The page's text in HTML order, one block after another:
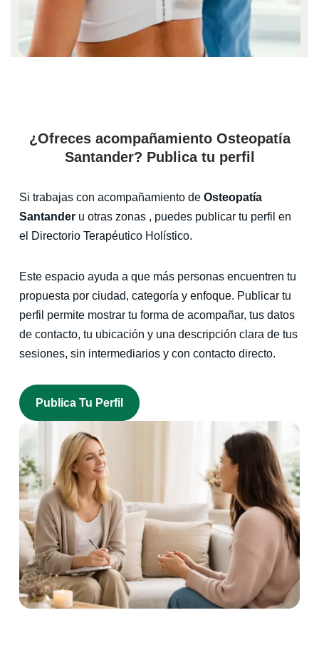
¿Ofreces acompañamiento Osteopatía
Santander? Publica tu perfil
Si trabajas con acompañamiento de Osteopatía
Santanderu otras zonas , puedes publicar tu perfil en
el Directorio Terapéutico Holístico.
Este espacio ayuda a que más personas encuentren tu
propuesta por ciudad, categoría y enfoque. Publicar tu
perfil permite mostrar tu forma de acompañar, tus datos
de contacto, tu ubicación y una descripción clara de tus
sesiones, sin intermediarios y con contacto directo.
Publica Tu Perfil